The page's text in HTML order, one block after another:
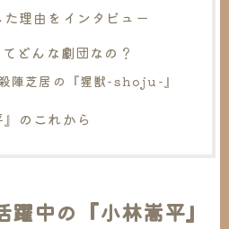
理由をインタビュー
どんな劇団なの？
陣芝居の『猩獣-shoju-』
のこれから
中の『小林嵩平』